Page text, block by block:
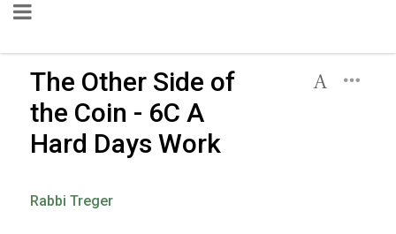
The Other Side of
the Coin - 6C A
Hard Days Work
Rabbi Treger